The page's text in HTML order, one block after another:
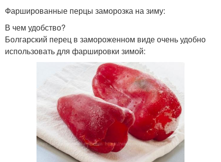
Фаршированные перцы заморозка на зиму:
В чем удобство?
Болгарский перец в замороженном виде очень удобно
использовать для фаршировки зимой: